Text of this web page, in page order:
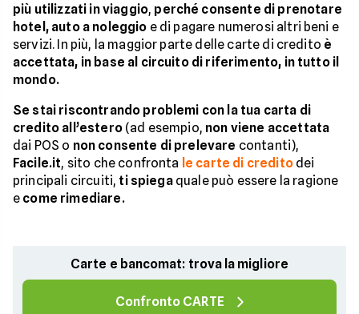
più utilizzati in viaggio, perché consente di prenotare
hotel, auto a noleggio e di pagare numerosi altri beni e
servizi. In più, la maggior parte delle carte di credito è
accettata, in base al circuito di riferimento, in tutto il
mondo.
Se stai riscontrando problemi con la tua carta di
credito all’estero(ad esempio, non viene accettata
dai POS o non consente di prelevare contanti),
Facile.it, sito che confronta le carte di creditodei
principali circuiti, ti spiegaquale può essere la ragione
e come rimediare.
Carte e bancomat: trova la migliore
Confronto CARTE